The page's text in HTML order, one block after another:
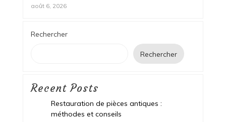
août 6, 2026
Rechercher
Rechercher
Recent Posts
Restauration de pièces antiques :
méthodes et conseils